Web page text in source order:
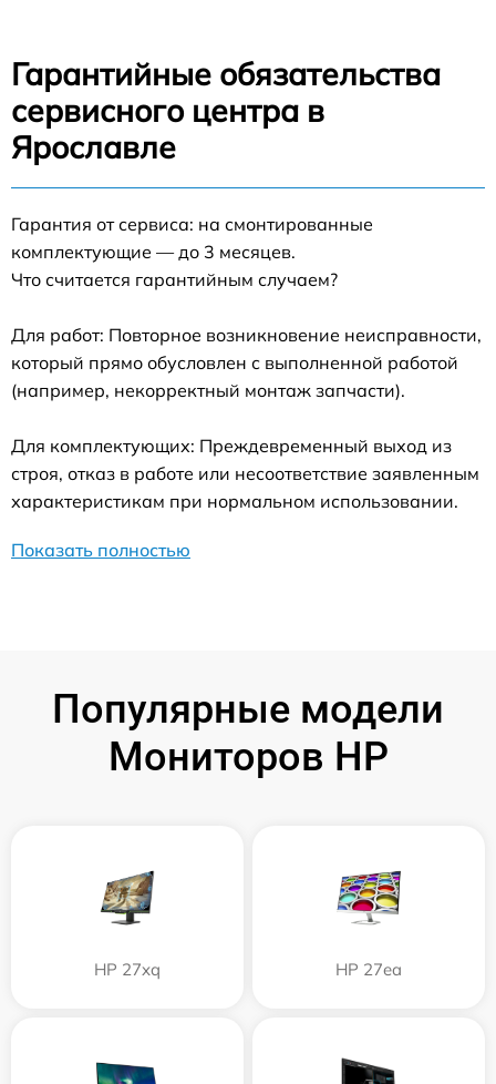
Гарантийные обязательства
сервисного центра в
Ярославле
Гарантия от сервиса: на смонтированные
комплектующие — до 3 месяцев.
Что считается гарантийным случаем?
Для работ: Повторное возникновение неисправности,
который прямо обусловлен с выполненной работой
(например, некорректный монтаж запчасти).
Для комплектующих: Преждевременный выход из
строя, отказ в работе или несоответствие заявленным
характеристикам при нормальном использовании.
Показать полностью
Популярные модели
Мониторов HP
HP 27xq HP 27ea